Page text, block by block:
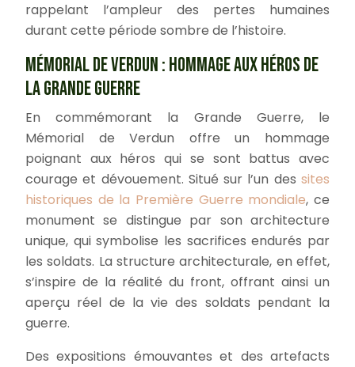
rappelant l’ampleur des pertes humaines
durant cette période sombre de l’histoire.
MÉMORIAL DE VERDUN : HOMMAGE AUX HÉROS DE
LA GRANDE GUERRE
En commémorant la Grande Guerre, le
Mémorial de Verdun offre un hommage
poignant aux héros qui se sont battus avec
courage et dévouement. Situé sur l’un des sites
historiques de la Première Guerre mondiale, ce
monument se distingue par son architecture
unique, qui symbolise les sacrifices endurés par
les soldats. La structure architecturale, en effet,
s’inspire de la réalité du front, offrant ainsi un
aperçu réel de la vie des soldats pendant la
guerre.
Des expositions émouvantes et des artefacts